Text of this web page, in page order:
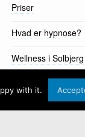
Priser
Hvad er hypnose?
Wellness i Solbjerg
with it.